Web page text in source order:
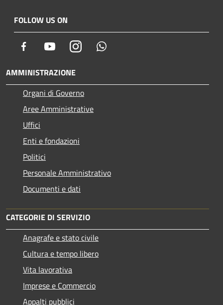
FOLLOW US ON
Facebook YoutubeInstagram
AMMINISTRAZIONE
Organi di Governo
Aree Amministrative
Uffici
Enti e fondazioni
Politici
Personale Amministrativo
Documenti e dati
CATEGORIE DI SERVIZIO
Anagrafe e stato civile
Cultura e tempo libero
Vita lavorativa
Imprese e Commercio
Appalti pubblici